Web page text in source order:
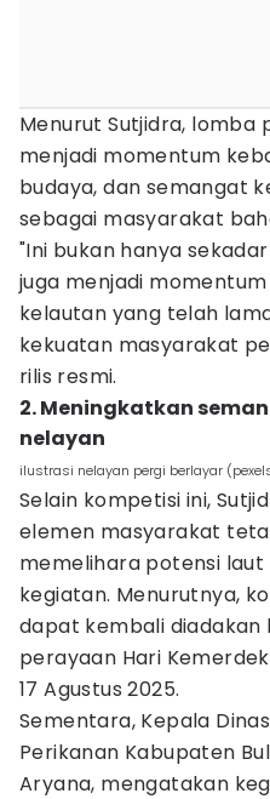
Menurut Sutjidra, lomba
menjadi momentum
budaya, dan semangat
sebagai masyarakat
"Ini bukan hanya
juga menjadi
kelautan yang telah
kekuatan masyarakat
rilis resmi.
2. Meningkatkan
nelayan
ilustrasi nelayan pergi berlayar
Selain kompetisi ini,
elemen masyarakat
memelihara potensi
kegiatan. Menurutnya,
dapat kembali diadakan
perayaan Hari
17 Agustus 2025.
Sementara, Kepala
Perikanan Kabupaten
Aryana, mengatakan